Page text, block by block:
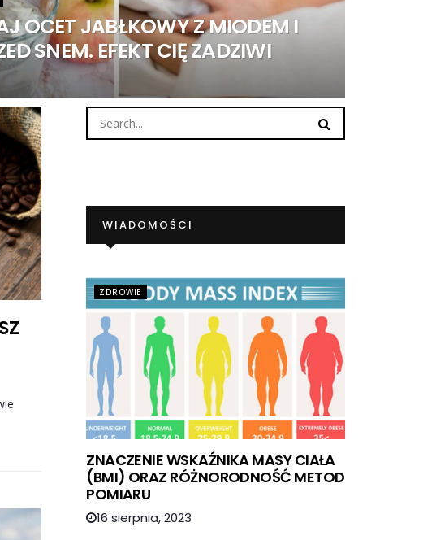
OCET JABŁKOWY Z MIODEM I
SNEM. EFEKT CIĘ ZADZIWI
WIADOMOŚCI
ZDROWIE
ZNACZENIE WSKAŹNIKA MASY CIAŁA
(BMI) ORAZ RÓŻNORODNOŚĆ METOD
POMIARU
16 sierpnia, 2023